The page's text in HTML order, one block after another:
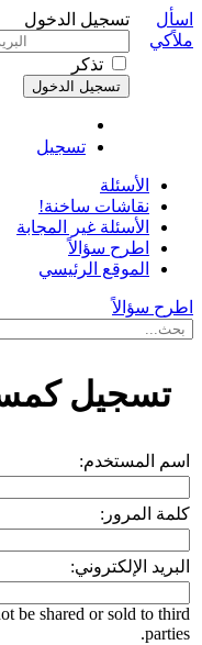
تسجيل الدخول
تذكر
تسجيل
اسأل
ملاًكي
الأسئلة
نقاشات ساخنة!
الأسئلة غير المجابة
اطرح سؤالاً
الموقع الرئيسي
اطرح سؤالاً
تسجيل
اسم المستخدم:
كلمة المرور:
البريد الإلكتروني:
be shared or sold to third
parties.